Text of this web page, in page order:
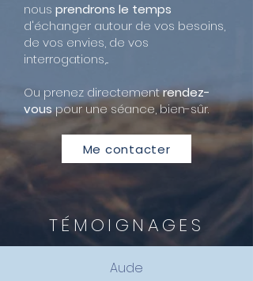
nous prendrons le temps
d'échanger autour de vos besoins,
de vos envies, de vos
interrogations,...
Ou prenez directementrendez-
vouspour une séance, bien-sûr.
Me contacter
TÉMOIGNAGES
Aude